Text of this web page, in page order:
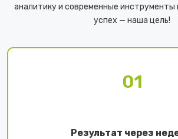
аналитику и современные
успех — наша цель!
01
Результат через